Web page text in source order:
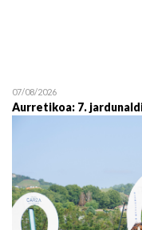
19/
07/08/2026
Aurretikoa: 7.